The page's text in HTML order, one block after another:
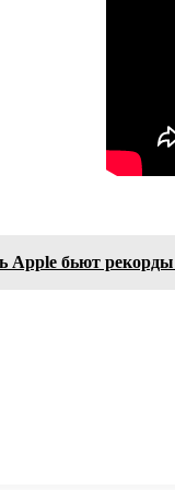
Apple бьют